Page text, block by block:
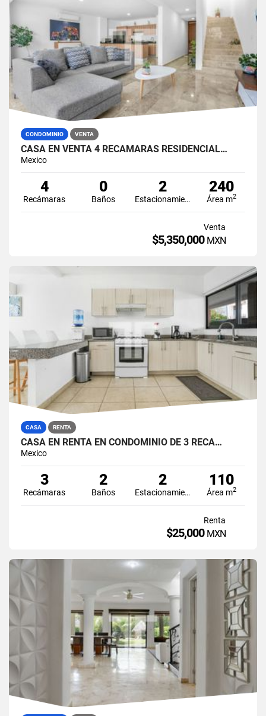
CONDOMINIO VENTA
CASA EN VENTA 4 RECÁMARAS RESIDENCIAL…
Mexico
4
Recámaras
0
Baños
2
Estacionamiento
240
Área m2
Venta
$5,350,000 MXN
CASA RENTA
CASA EN RENTA EN CONDOMINIO DE 3 RECÁ…
Mexico
3
Recámaras
2
Baños
2
Estacionamiento
110
Área m2
Renta
$25,000 MXN